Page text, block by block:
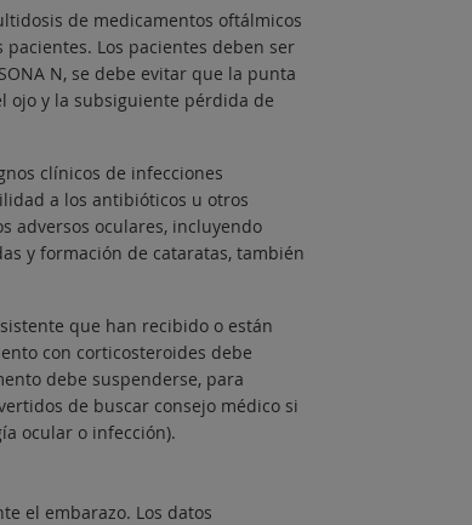
de medicamentos oftálmicos
Los pacientes deben ser
N, se debe evitar que la punta
ojo y la subsiguiente pérdida de
clínicos de infecciones
a los antibióticos u otros
adversos oculares, incluyendo
y formación de cataratas, también
que han recibido o están
con corticosteroides debe
debe suspenderse, para
de buscar consejo médico si
ocular o infección).
el embarazo. Los datos